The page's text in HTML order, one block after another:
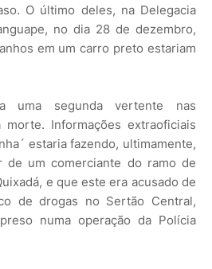
O último deles, na Delegacia
no dia 28 de dezembro,
em um carro preto estariam
uma segunda vertente nas
Informações extraoficiais
estaria fazendo, ultimamente,
de um comerciante do ramo de
e que este era acusado de
de drogas no Sertão Central,
numa operação da Polícia